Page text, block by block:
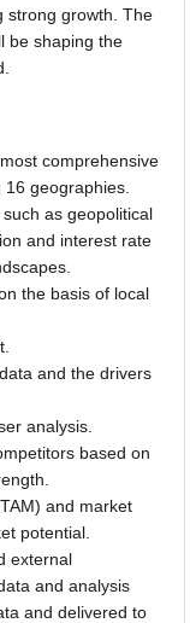
strong growth. The
be shaping the
comprehensive
geographies.
as geopolitical
and interest rate
the basis of local
and the drivers
analysis.
based on
and market
potential.
external
and analysis
and delivered to